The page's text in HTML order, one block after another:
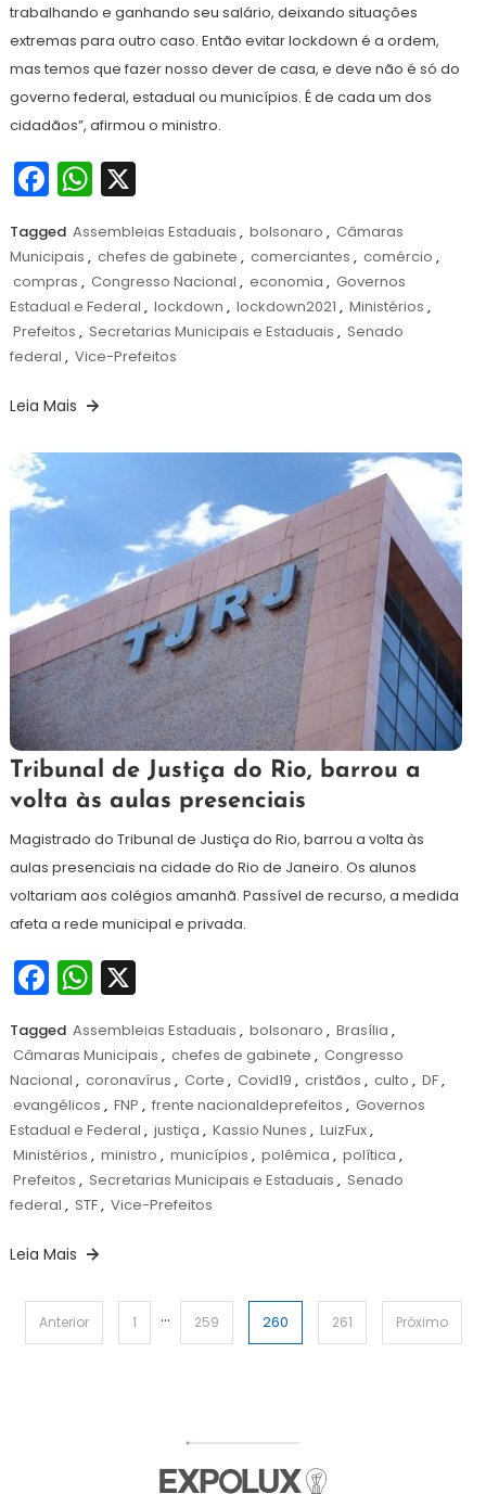
trabalhando e ganhando seu salário, deixando situações
extremas para outro caso. Então evitar lockdown é a ordem,
mas temos que fazer nosso dever de casa, e deve não é só do
governo federal, estadual ou municípios. É de cada um dos
cidadãos”, afirmou o ministro.
Facebook
WhatsApp
X
Tagged Assembleias Estaduais , bolsonaro , Câmaras
Municipais , chefes de gabinete , comerciantes , comércio ,
compras , Congresso Nacional , economia , Governos
Estadual e Federal , lockdown , lockdown2021 , Ministérios ,
Prefeitos , Secretarias Municipais e Estaduais , Senado
federal , Vice-Prefeitos
Leia Mais
5
abril
de
2021
Redação
Tribunal de Justiça do Rio, barrou a
volta às aulas presenciais
Magistrado do Tribunal de Justiça do Rio, barrou a volta às
aulas presenciais na cidade do Rio de Janeiro. Os alunos
voltariam aos colégios amanhã. Passível de recurso, a medida
afeta a rede municipal e privada.
Facebook
WhatsApp
X
Tagged Assembleias Estaduais , bolsonaro , Brasília ,
Câmaras Municipais , chefes de gabinete , Congresso
Nacional , coronavírus , Corte , Covid19 , cristãos , culto , DF,
evangélicos , FNP , frente nacionaldeprefeitos , Governos
Estadual e Federal , justiça , Kassio Nunes , LuizFux,
Ministérios , ministro , municípios , polêmica , política ,
Prefeitos , Secretarias Municipais e Estaduais , Senado
federal , STF, Vice-Prefeitos
Leia Mais
Paginação
Anterior 1 … 259 260 261 Próximo